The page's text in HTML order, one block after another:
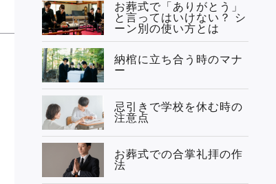
お葬式で「ありがとう」
と言ってはいけない？ シ
ーン別の使い方とは
納棺に立ち合う時のマナ
ー
忌引きで学校を休む時の
注意点
お葬式での合掌礼拝の作
法